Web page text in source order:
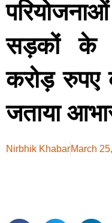
सड़कों के
करोड़ रुपए
जताया
Nirbhik KhabarMarch